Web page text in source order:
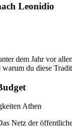
Leonidio
dem Jahr vor
du diese
Netz der